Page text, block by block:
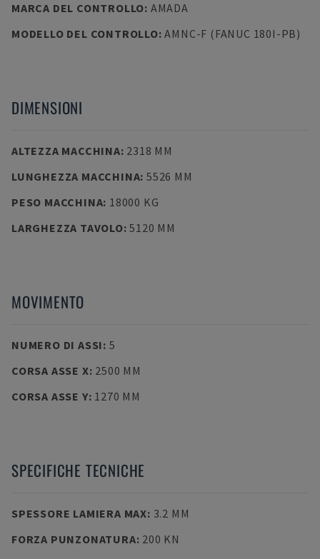
MARCA DEL CONTROLLO: AMADA
MODELLO DEL CONTROLLO:AMNC-F (FANUC 180I-PB)
DIMENSIONI
ALTEZZA MACCHINA: 2318 MM
LUNGHEZZA MACCHINA: 5526 MM
PESO MACCHINA: 18000 KG
LARGHEZZA TAVOLO:5120 MM
MOVIMENTO
NUMERO DI ASSI: 5
CORSA ASSE X: 2500 MM
CORSA ASSE Y: 1270 MM
SPECIFICHE TECNICHE
SPESSORE LAMIERA MAX: 3.2 MM
FORZA PUNZONATURA: 200 KN